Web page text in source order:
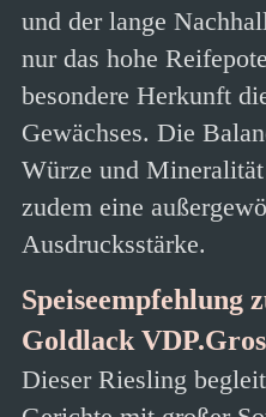
und der lange
nur das hohe
besondere Herkunft
Gewächses. Die
Würze und
zudem eine
Ausdrucksstärke.
Speiseempfehlung
Goldlack
Dieser Riesling